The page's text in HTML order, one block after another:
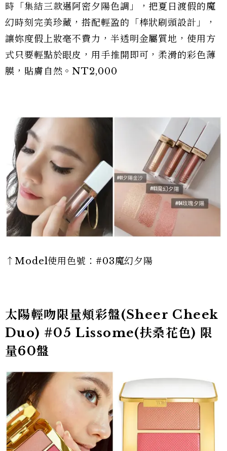
時「集結三款邁阿密夕陽色調」，把夏日渡假的魔
幻時刻完美珍藏，搭配輕盈的「棒狀刷頭設計」，
讓妳度假上妝毫不費力，半透明金屬質地，使用方
式只要輕點於眼皮，用手推開即可，柔滑的彩色薄
膜，貼膚自然。NT2,000
↑Model使用色號：#03魔幻夕陽
太陽輕吻限量頰彩盤(Sheer Cheek
Duo) #05 Lissome(扶桑花色) 限
量60盤